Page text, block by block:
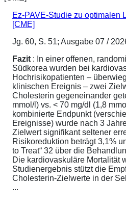
Ez-PAVE-Studie zu optimalen
[CME]
Jg. 60, S. 51; Ausgabe 07 /
Fazit : In einer offenen,
Südkorea wurden bei
Hochrisikopatienten –
klinischen Ereignis – zwei
Cholesterin gegeneinander
mmol/l) vs. < 70 mg/dl (1,8
kombinierte Endpunkt
Ereignisse) wurde nach 3
Zielwert signifikant seltener
Risikoreduktion beträgt 3,1%
to Treat“ 32 über die
Die kardiovaskuläre Mortalität
Studienergebnis stützt die
Cholesterin-Zielwerte in der
...